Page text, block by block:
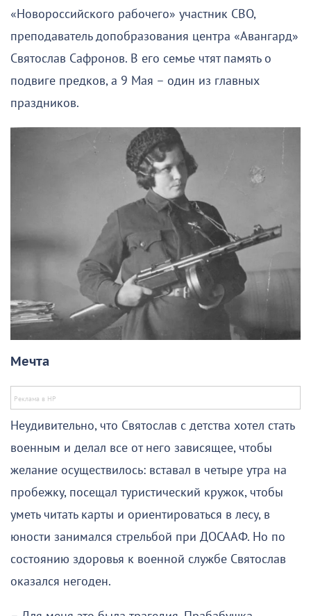
«Новороссийского рабочего» участник СВО,
преподаватель допобразования центра «Авангард»
Святослав Сафронов. В его семье чтят память о
подвиге предков, а 9 Мая – один из главных
праздников.
Мечта
Неудивительно, что Святослав с детства хотел стать
военным и делал все от него зависящее, чтобы
желание осуществилось: вставал в четыре утра на
пробежку, посещал туристический кружок, чтобы
уметь читать карты и ориентироваться в лесу, в
юности занимался стрельбой при ДОСААФ. Но по
состоянию здоровья к военной службе Святослав
оказался негоден.